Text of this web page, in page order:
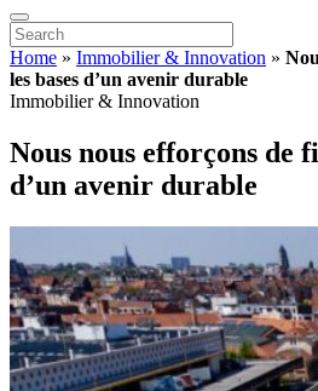
Home » Immobilier & Innovation »
les bases d’un avenir durable
Immobilier & Innovation
Nous nous efforçons de
d’un avenir durable